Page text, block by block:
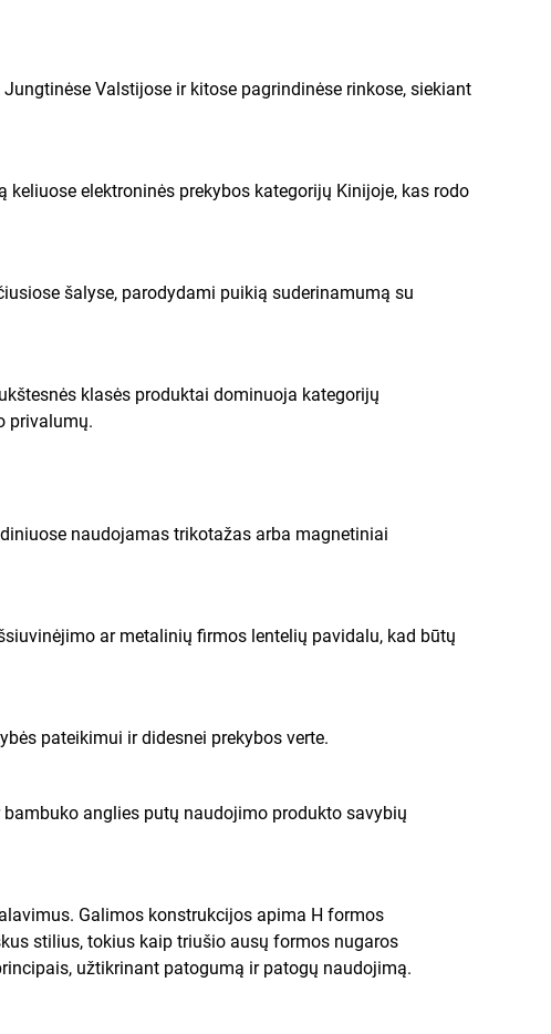
Valstijose ir kitose pagrindinėse rinkose, siekiant
elektroninės prekybos kategorijų Kinijoje, kas rodo
šalyse, parodydami puikią suderinamumą su
klasės produktai dominuoja kategorijų
privalumų.
naudojamas trikotažas arba magnetiniai
ar metalinių firmos lentelių pavidalu, kad būtų
pateikimui ir didesnei prekybos verte.
anglies putų naudojimo produkto savybių
Galimos konstrukcijos apima H formos
stilius, tokius kaip triušio ausų formos nugaros
užtikrinant patogumą ir patogų naudojimą.